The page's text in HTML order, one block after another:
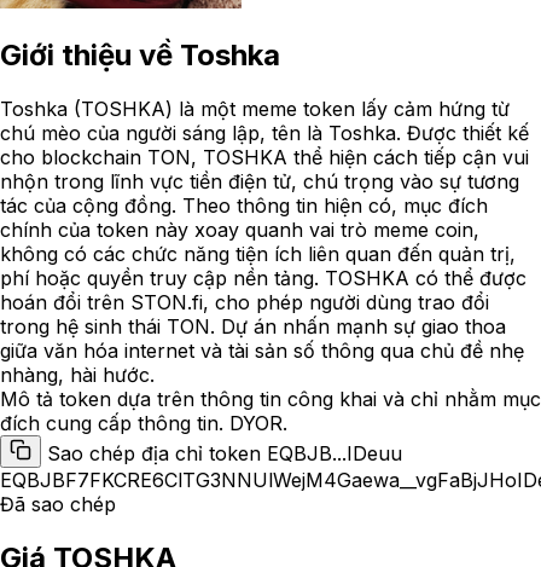
Giới thiệu về Toshka
Toshka (TOSHKA) là một meme token lấy cảm hứng từ
chú mèo của người sáng lập, tên là Toshka. Được thiết kế
cho blockchain TON, TOSHKA thể hiện cách tiếp cận vui
nhộn trong lĩnh vực tiền điện tử, chú trọng vào sự tương
tác của cộng đồng. Theo thông tin hiện có, mục đích
chính của token này xoay quanh vai trò meme coin,
không có các chức năng tiện ích liên quan đến quản trị,
phí hoặc quyền truy cập nền tảng. TOSHKA có thể được
hoán đổi trên STON.fi, cho phép người dùng trao đổi
trong hệ sinh thái TON. Dự án nhấn mạnh sự giao thoa
giữa văn hóa internet và tài sản số thông qua chủ đề nhẹ
nhàng, hài hước.
Mô tả token dựa trên thông tin công khai và chỉ nhằm mục
đích cung cấp thông tin. DYOR.
Sao chép địa chỉ token EQBJB...IDeuu
Đã sao chép
Giá TOSHKA